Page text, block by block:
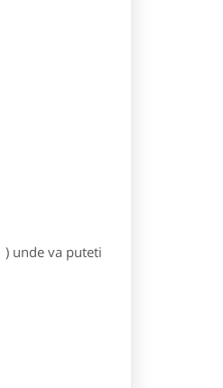
) unde va puteti